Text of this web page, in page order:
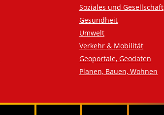
Soziales und Gesellschaft
Gesundheit
Umwelt
Verkehr & Mobilität
Geoportale, Geodaten
Planen, Bauen, Wohnen